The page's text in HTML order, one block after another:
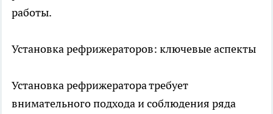
работы.
Установка рефрижераторов: ключевые аспекты
Установка рефрижератора требует
внимательного подхода и соблюдения ряда